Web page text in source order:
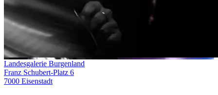
Landesgalerie Burgenland
Franz Schubert-Platz 6
7000 Eisenstadt